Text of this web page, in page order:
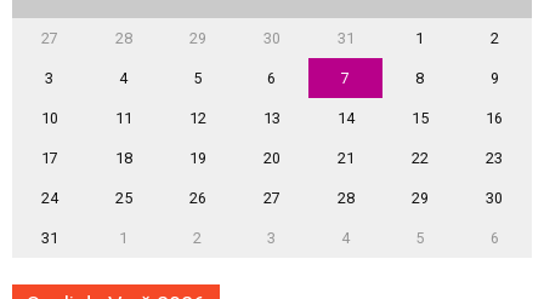
27 28 29 30 31 1 2
3 4 5 6 7 8 9
10 11 12 13 14 15 16
17 18 19 20 21 22 23
24 25 26 27 28 29 30
31 1 2 3 4 5 6